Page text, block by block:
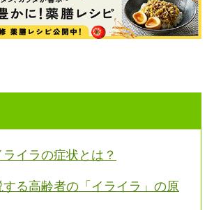
イラの症状とは？
る高齢者の「イライラ」の原